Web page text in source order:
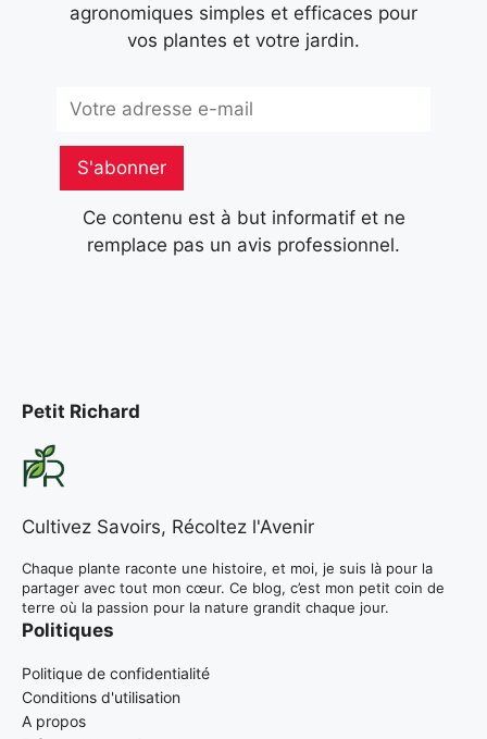
agronomiques simples et efficaces pour
vos plantes et votre jardin.
S'abonner
Ce contenu est à but informatif et ne
remplace pas un avis professionnel.
Petit Richard
Cultivez Savoirs, Récoltez l'Avenir
Chaque plante raconte une histoire, et moi, je suis là pour la
partager avec tout mon cœur. Ce blog, c’est mon petit coin de
terre où la passion pour la nature grandit chaque jour.
Politiques
Politique de confidentialité
Conditions d'utilisation
A propos